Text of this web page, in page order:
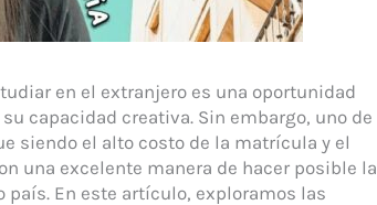
en el extranjero es una oportunidad
capacidad creativa. Sin embargo, uno de
siendo el alto costo de la matrícula y el
una excelente manera de hacer posible la
En este artículo, exploramos las